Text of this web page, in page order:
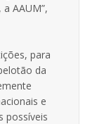
AAUM”,
para
da
e
possíveis